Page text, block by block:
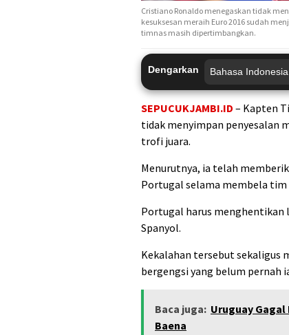
Cristiano Ronaldo menegaskan tidak
kesuksesan meraih Euro 2016 sudah
timnas masih dipertimbangkan.
Dengarkan
SEPUCUKJAMBI.ID – Kapten
tidak menyimpan penyesalan
trofi juara.
Menurutnya, ia telah
Portugal selama membela tim
Portugal harus menghentikan
Spanyol.
Kekalahan tersebut sekaligus
bergengsi yang belum pernah
Baca juga: Uruguay Gagal
Baena